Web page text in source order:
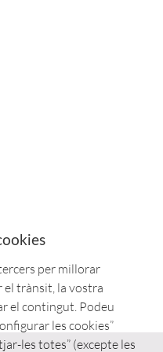
per millorar
el trànsit, la vostra
el contingut. Podeu
les cookies”
les totes” (excepte les